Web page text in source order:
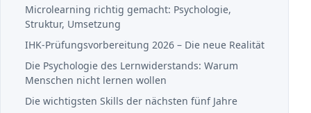
Microlearning richtig gemacht: Psychologie,
Struktur, Umsetzung
IHK-Prüfungsvorbereitung 2026 – Die neue Realität
Die Psychologie des Lernwiderstands: Warum
Menschen nicht lernen wollen
Die wichtigsten Skills der nächsten fünf Jahre